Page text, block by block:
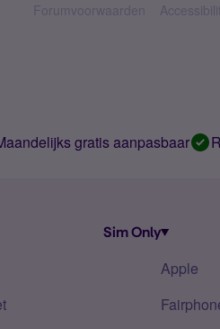
Forumvoorwaarden
gratis aanpasbaar
Sim Only
Apple